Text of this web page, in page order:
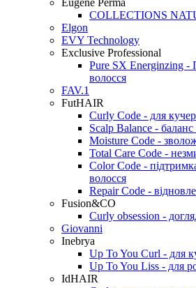
COLLECTIONS
Elgon
EVY Technology
Exclusive Professional
Pure SX Energinzing -
волосся
FAV.1
FutHAIR
Curly Code - для
Scalp Balance -
Moisture Code -
Total Care Code -
Color Code -
волосся
Repair Code -
Fusion&CO
Curly obsession -
Giovanni
Inebrya
Up To You Curl - для
Up To You Liss - для
IdHAIR